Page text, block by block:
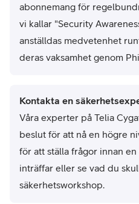
abonnemang för
vi kallar "Security
anställdas medvetenhet
deras vaksamhet genom
Kontakta en
Våra experter på Telia
beslut för att nå en högre
för att ställa frågor innan
inträffar eller se vad du
säkerhetsworkshop.